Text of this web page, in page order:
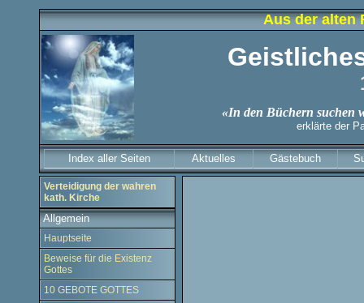
Aus der alten
«In den Büchern suchen
erklärte der
Index aller Seiten Aktuelles Gästebuch
Verteidigung der wahren
kath. Kirche
Allgemein
Hauptseite
Beweise für die Existenz
Gottes
10 GEBOTE GOTTES